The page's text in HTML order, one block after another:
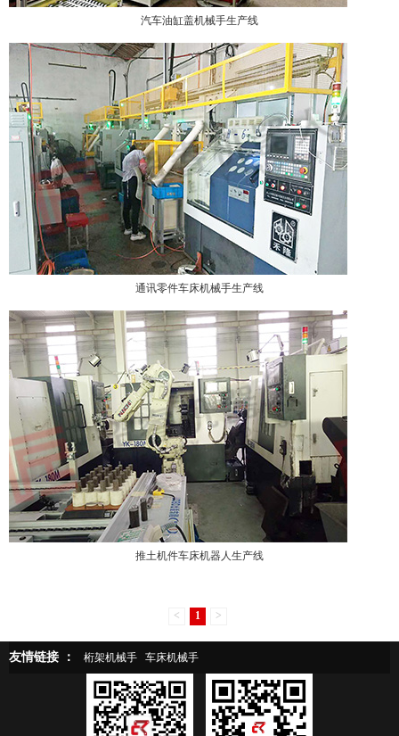
汽车油缸盖机械手生产线
通讯零件车床机械手生产线
推土机件车床机器人生产线
< 1 >
友情链接 ： 桁架机械手 车床机械手